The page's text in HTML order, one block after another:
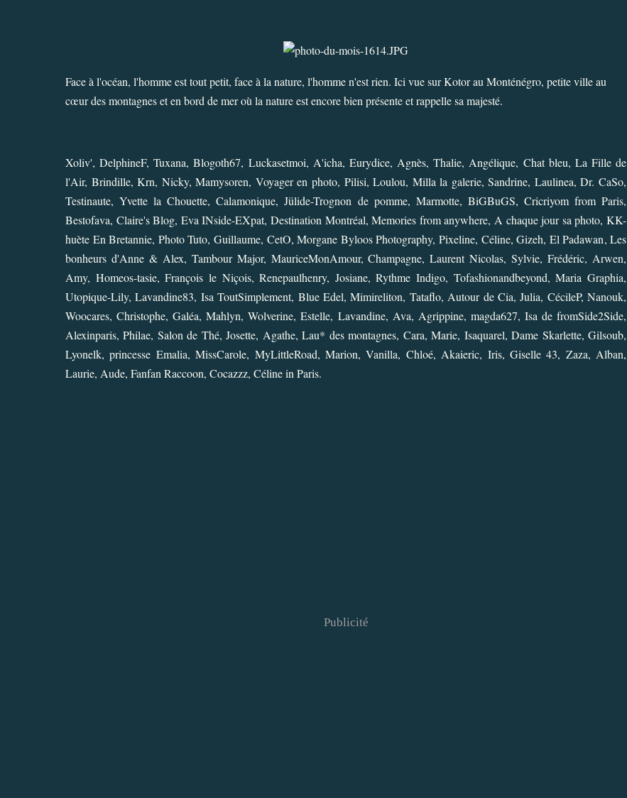
Face à l'océan, l'homme est tout petit, face à la nature, l'homme n'est rien. Ici vue sur Kotor au Monténégro, petite ville au
cœur des montagnes et en bord de mer où la nature est encore bien présente et rappelle sa majesté.
Xoliv',DelphineF,Tuxana,Blogoth67, Luckasetmoi, A'icha, Eurydice, Agnès,Thalie, Angélique, Chat bleu, La Fille de
l'Air, Brindille,Krn, Nicky,Mamysoren, Voyager en photo, Pilisi,Loulou, Milla la galerie,Sandrine, Laulinea,Dr. CaSo,
Testinaute,Yvette la Chouette,Calamonique,Jülide-Trognon de pomme, Marmotte, BiGBuGS, Cricriyom from Paris,
Bestofava, Claire's Blog, Eva INside-EXpat,Destination Montréal,Memories from anywhere, A chaque jour sa photo,KK-
huète En Bretannie, Photo Tuto,Guillaume, CetO,Morgane Byloos Photography,Pixeline, Céline,Gizeh, El Padawan,Les
bonheurs d'Anne & Alex, Tambour Major, MauriceMonAmour,Champagne,Laurent Nicolas,Sylvie,Frédéric, Arwen,
Amy, Homeos-tasie,François le Niçois,Renepaulhenry, Josiane,Rythme Indigo, Tofashionandbeyond,Maria Graphia,
Utopique-Lily,Lavandine83, Isa ToutSimplement, Blue Edel,Mimireliton, Tataflo, Autour de Cia,Julia, CécileP,Nanouk,
Woocares,Christophe,Galéa,Mahlyn,Wolverine,Estelle, Lavandine, Ava, Agrippine, magda627, Isa de fromSide2Side,
Alexinparis,Philae, Salon de Thé,Josette, Agathe,Lau* des montagnes, Cara,Marie, Isaquarel,Dame Skarlette,Gilsoub,
Lyonelk,princesse Emalia,MissCarole, MyLittleRoad, Marion,Vanilla, Chloé, Akaieric, Iris, Giselle 43, Zaza, Alban,
Laurie, Aude, Fanfan Raccoon, Cocazzz, Céline in Paris.
Publicité